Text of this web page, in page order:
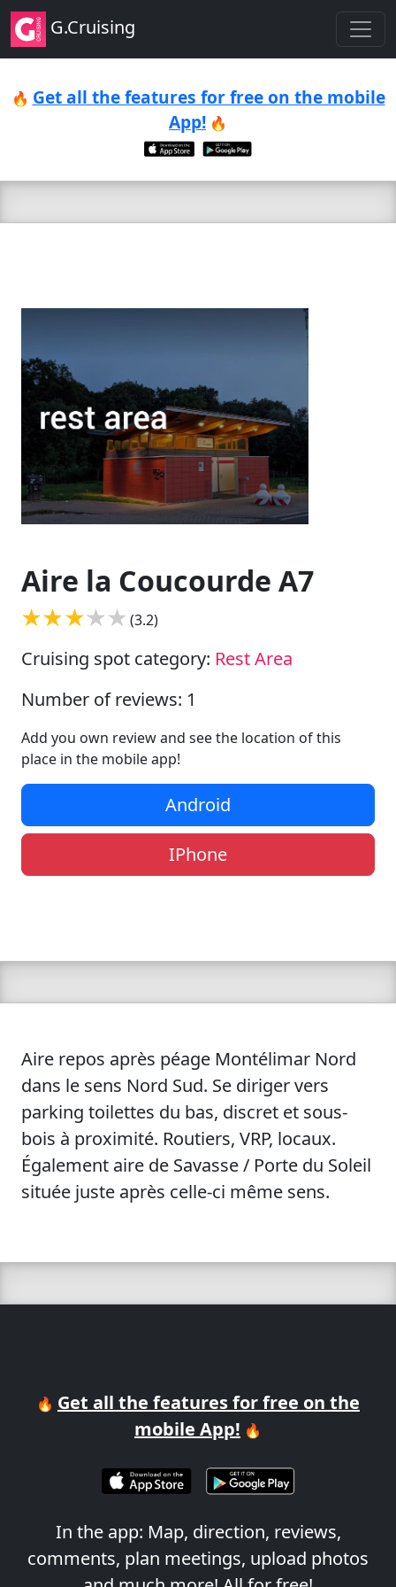
G.Cruising
🔥 Get all the features for free on the mobile
App! 🔥
Aire la Coucourde A7
(3.2)
Cruising spot category: Rest Area
Number of reviews: 1
Add you own review and see the location of this
place in the mobile app!
Android
IPhone
Aire repos après péage Montélimar Nord
dans le sens Nord Sud. Se diriger vers
parking toilettes du bas, discret et sous-
bois à proximité. Routiers, VRP, locaux.
Également aire de Savasse / Porte du Soleil
située juste après celle-ci même sens.
🔥 Get all the features for free on the
mobile App! 🔥
In the app: Map, direction, reviews,
comments, plan meetings, upload photos